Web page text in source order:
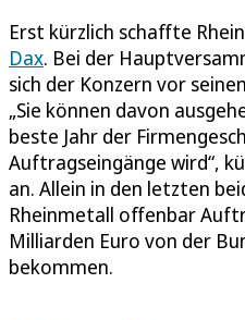
Erst kürzlich schaffte
Dax. Bei der
sich der Konzern vor
„Sie können davon
beste Jahr der
Auftragseingänge wird“,
an. Allein in den letzten
Rheinmetall offenbar
Milliarden Euro von der
bekommen.